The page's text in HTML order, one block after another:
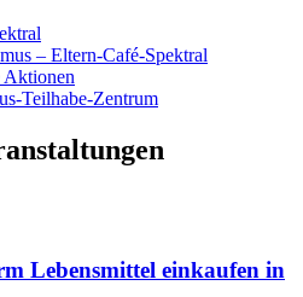
– Eltern-Café-Spektral
Aktionen
Teilhabe-Zentrum
Lebensmittel einkaufen in